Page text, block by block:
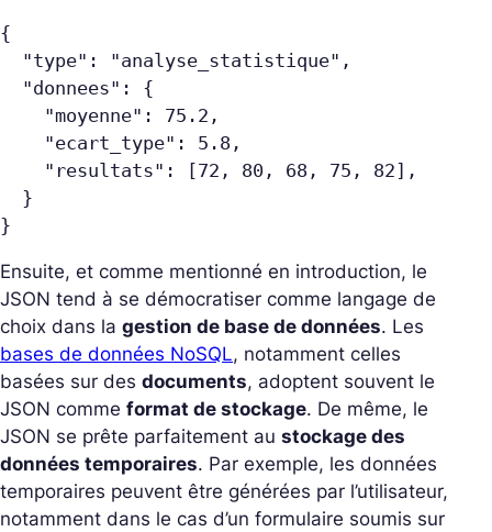
{
"type": "analyse_statistique",
"donnees": {
"moyenne": 75.2,
"ecart_type": 5.8,
"resultats":
[72, 80, 68, 75, 82] ,
}
}
Ensuite, et comme mentionné en introduction, le
JSON tend à se démocratiser comme langage de
choix dans la gestion de base de données. Les
bases de données NoSQL, notamment celles
basées sur des documents, adoptent souvent le
JSON comme format de stockage. De même, le
JSON se prête parfaitement au stockage des
données temporaires. Par exemple, les données
temporaires peuvent être générées par l’utilisateur,
notamment dans le cas d’un formulaire soumis sur